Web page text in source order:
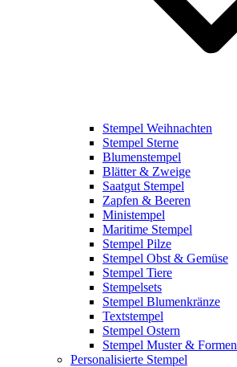
Stempel Weihnachten
Stempel Sterne
Blumenstempel
Blätter & Zweige
Saatgut Stempel
Zapfen & Beeren
Ministempel
Maritime Stempel
Stempel Pilze
Stempel Obst & Gemüse
Stempel Tiere
Stempelsets
Stempel Blumenkränze
Textstempel
Stempel Ostern
Stempel Muster & Formen
Personalisierte Stempel